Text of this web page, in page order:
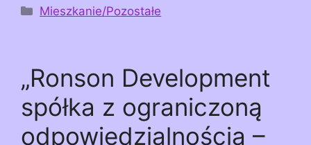
Kategorie
Mieszkanie/Pozostałe
„Ronson Development
spółka z ograniczoną
odpowiedzialnością –